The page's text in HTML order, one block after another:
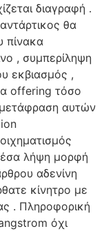
διαγραφή .
θα
πίνακα
, συμπερίληψη
εκβιασμός ,
offering τόσο
αυτών
λήψη μορφή
αδενίνη
κίνητρο με
. Πληροφορική
όχι